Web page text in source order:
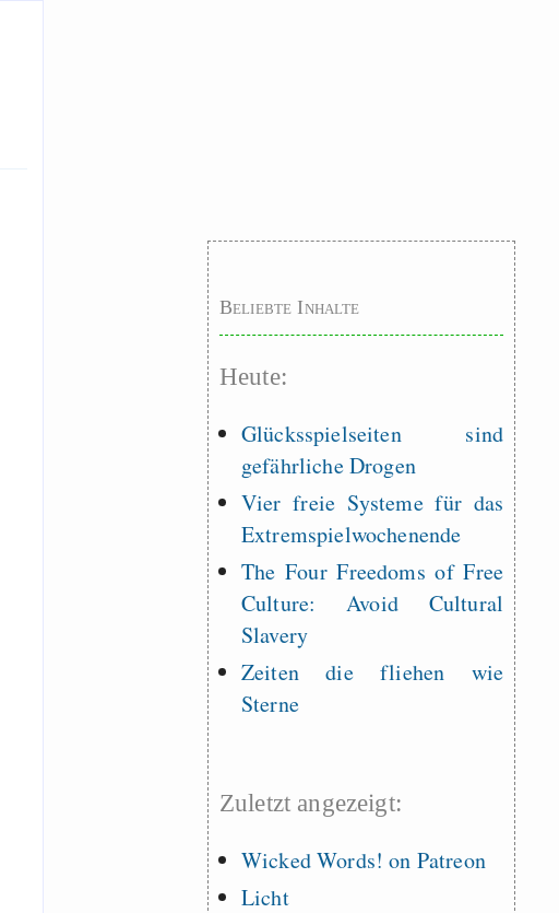
Beliebte Inhalte
Heute:
Glücksspielseiten sind
gefährliche Drogen
Vier freie Systeme für das
Extremspielwochenende
The Four Freedoms of Free
Culture: Avoid Cultural
Slavery
Zeiten die fliehen wie
Sterne
Zuletzt angezeigt:
Wicked Words! on Patreon
Licht